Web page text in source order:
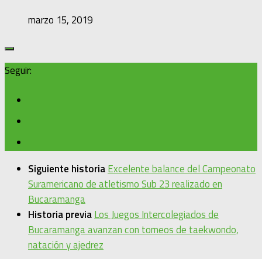
marzo 15, 2019
Seguir:
Siguiente historiaExcelente balance del Campeonato
Suramericano de atletismo Sub 23 realizado en
Bucaramanga
Historia previaLos Juegos Intercolegiados de
Bucaramanga avanzan con torneos de taekwondo,
natación y ajedrez